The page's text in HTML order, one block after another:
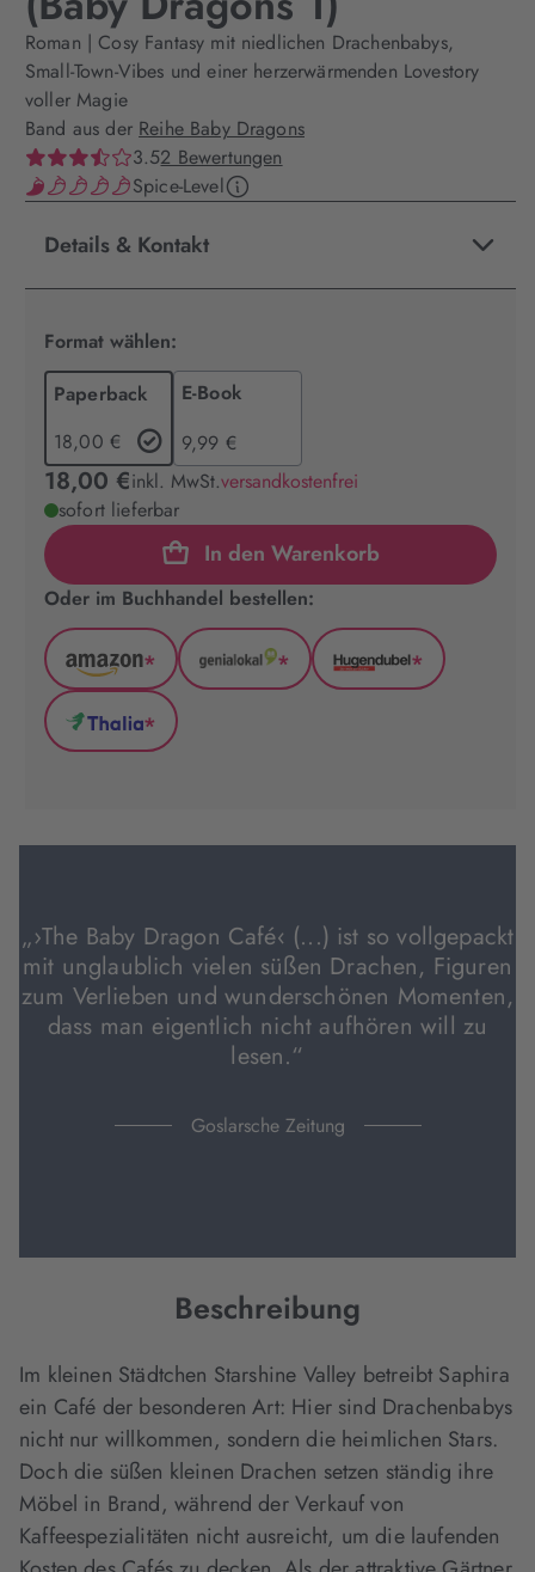
Roman | Cosy Fantasy mit niedlichen Drachenbabys,
Small‑Town‑Vibes und einer herzerwärmenden Lovestory
voller Magie
Band aus der Reihe Baby Dragons
3.52 Bewertungen
Spice-Level
Details & Kontakt
Format wählen:
Paperback
18,00 €
E-Book
9,99 €
18,00 €inkl. MwSt.versandkostenfrei
sofort lieferbar
In den Warenkorb
Oder im Buchhandel bestellen:
Amazon
(wird
in
neuem
*
GenialLokal
*
Hugendubel
*
Thalia
Tab
*
„›The Baby Dragon Café‹ (...) ist so vollgepackt
mit unglaublich vielen süßen Drachen, Figuren
zum Verlieben und wunderschönen Momenten,
dass man eigentlich nicht aufhören will zu
lesen.“
Goslarsche Zeitung
Beschreibung
Im kleinen Städtchen Starshine Valley betreibt Saphira
ein Café der besonderen Art: Hier sind Drachenbabys
nicht nur willkommen, sondern die heimlichen Stars.
Doch die süßen kleinen Drachen setzen ständig ihre
Möbel in Brand, während der Verkauf von
Kaffeespezialitäten nicht ausreicht, um die laufenden